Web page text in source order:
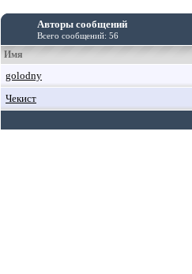
Авторы сообщений
Всего сообщений: 56
Имя
golodny
Чекист